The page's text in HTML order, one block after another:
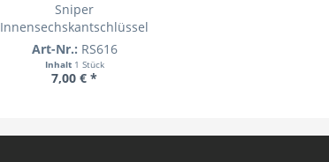
Sniper
Innensechskantschlüssel
3/32"
Art-Nr.: RS616
Inhalt 1 Stück
7,00 € *